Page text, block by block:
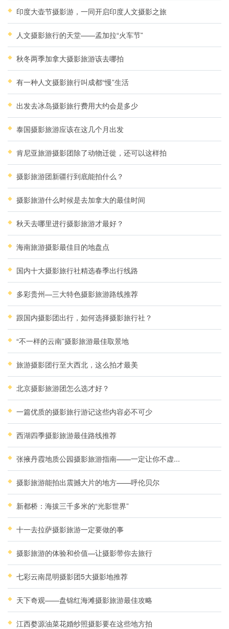
印度大壶节摄影游，一同开启印度人文摄影之旅
人文摄影旅行的天堂——孟加拉“火车节”
秋冬两季加拿大摄影旅游该去哪拍
有一种人文摄影旅行叫成都“慢”生活
出发去冰岛摄影旅行费用大约会是多少
泰国摄影旅游应该在这几个月出发
肯尼亚旅游摄影团除了动物迁徙，还可以这样拍
摄影旅游团新疆行到底能拍什么？
摄影旅游什么时候是去加拿大的最佳时间
秋天去哪里进行摄影旅游才最好？
海南旅游摄影最佳目的地盘点
国内十大摄影旅行社精选春季出行线路
多彩贵州—三大特色摄影旅游路线推荐
跟国内摄影团出行，如何选择摄影旅行社？
“不一样的云南”摄影旅游最佳取景地
旅游摄影团行至大西北，这么拍才最美
北京摄影旅游团怎么选才好？
一篇优质的摄影旅行游记这些内容必不可少
西湖四季摄影旅游最佳路线推荐
张掖丹霞地质公园摄影旅游指南——一定让你不虚...
摄影旅游能拍出震撼大片的地方——呼伦贝尔
新都桥：海拔三千多米的“光影世界”
十一去拉萨摄影旅游一定要做的事
摄影旅游的体验和价值—让摄影带你去旅行
七彩云南昆明摄影团5大摄影地推荐
天下奇观——盘锦红海滩摄影旅游最佳攻略
江西婺源油菜花婚纱照摄影要在这些地方拍